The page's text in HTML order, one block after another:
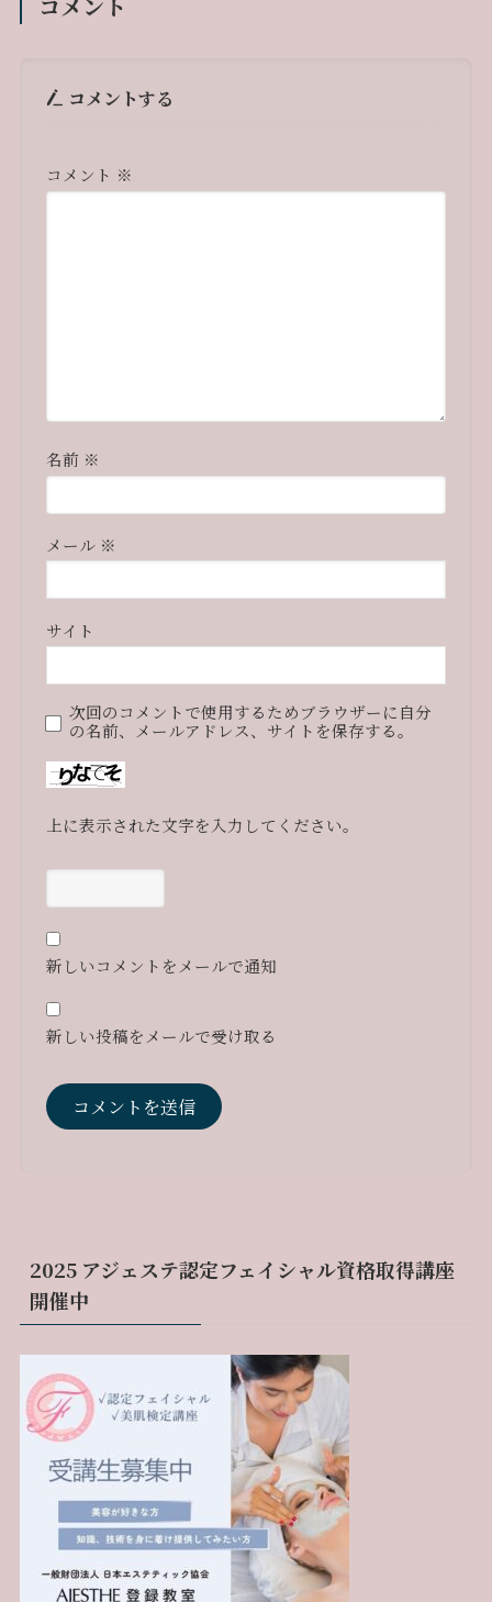
コメント
コメントする
コメント ※
名前 ※
メール ※
サイト
次回のコメントで使用するためブラウザーに自分
の名前、メールアドレス、サイトを保存する。
上に表示された文字を入力してください。
新しいコメントをメールで通知
新しい投稿をメールで受け取る
2025 アジェステ認定フェイシャル資格取得講座
開催中